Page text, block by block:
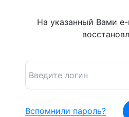
На указанный Вами
Вспомнили пароль?